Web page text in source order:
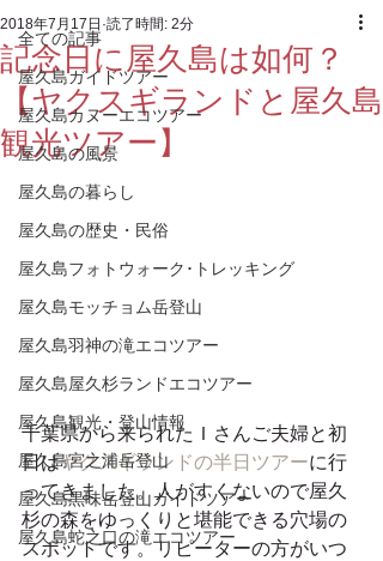
全ての記事
屋久島ガイドツアー
屋久島カヌーエコツアー
屋久島の風景
屋久島の暮らし
屋久島の歴史・民俗
屋久島フォトウォーク･トレッキング
屋久島モッチョム岳登山
屋久島羽神の滝エコツアー
屋久島屋久杉ランドエコツアー
屋久島観光・登山情報
屋久島宮之浦岳登山
屋久島黒味岳登山ガイドツアー
屋久島蛇之口の滝エコツアー
記念日に屋久島は如何？
【ヤクスギランドと屋久島
観光ツアー】
2018年7月17日 読了時間: 2分
千葉県から来られたＩさんご夫婦と初
日はヤクスギランドの半日ツアーに行
ってきました。人がすくないので屋久
杉の森をゆっくりと堪能できる穴場の
スポットです。リピーターの方がいつ